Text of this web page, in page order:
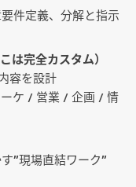
件定義、分解と指示
は完全カスタム）
容を設計
ケ / 営業 / 企画 / 情
”現場直結ワーク”